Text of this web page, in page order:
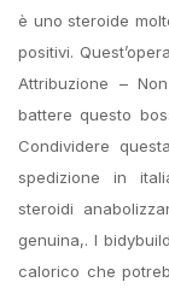
è uno steroide
positivi.
Attribuzione –
battere questo
Condividere
spedizione in
steroidi
genuina,. I
calorico che